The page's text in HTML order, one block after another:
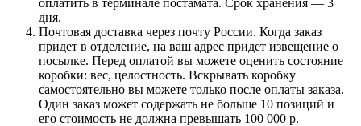
оплатить в терминале постамата. Срок хранения — 3
дня.
Почтовая доставка через почту России. Когда заказ
придет в отделение, на ваш адрес придет извещение о
посылке. Перед оплатой вы можете оценить состояние
коробки: вес, целостность. Вскрывать коробку
самостоятельно вы можете только после оплаты заказа.
Один заказ может содержать не больше 10 позиций и
его стоимость не должна превышать 100 000 р.